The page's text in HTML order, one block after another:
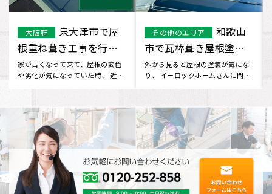
大阪府
泉大津市で屋
根重ね葺き工事を行い
ました。
家が古くなって来て、屋根の変色
や劣化が気になっていた時、 近所
その他のエリア
和歌山
市で瓦棒葺き屋根塗装
工事を行いました
外から見ると屋根の塗装が気にな
り、 イーロックホームさんに問い